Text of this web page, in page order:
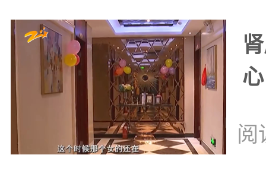
阅